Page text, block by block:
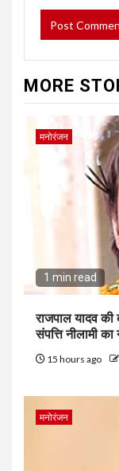
MORE
मनोरंजन
1 min read
राजपाल यादव
संपत्ति नीलामी
15 hours ago
मनोरंजन